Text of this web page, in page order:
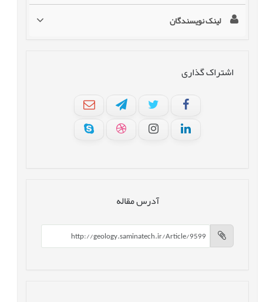
لینک نویسندگان
اشتراک گذاری
آدرس مقاله